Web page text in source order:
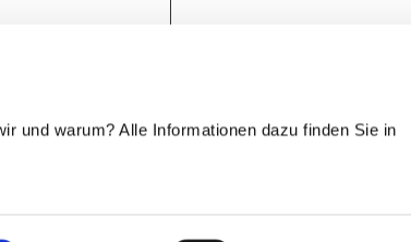
und warum? Alle Informationen dazu finden Sie in